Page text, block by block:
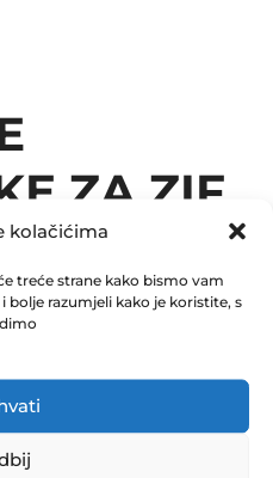
kolačićima
treće strane kako bismo vam
bolje razumjeli kako je koristite, s
ZA ZIF